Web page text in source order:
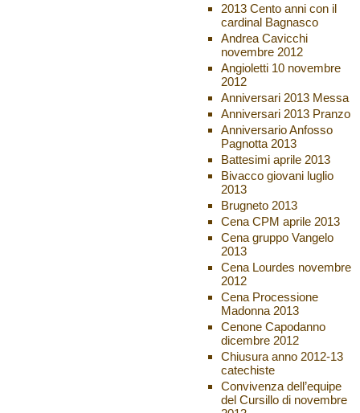
2013 Cento anni con il
cardinal Bagnasco
Andrea Cavicchi
novembre 2012
Angioletti 10 novembre
2012
Anniversari 2013 Messa
Anniversari 2013 Pranzo
Anniversario Anfosso
Pagnotta 2013
Battesimi aprile 2013
Bivacco giovani luglio
2013
Brugneto 2013
Cena CPM aprile 2013
Cena gruppo Vangelo
2013
Cena Lourdes novembre
2012
Cena Processione
Madonna 2013
Cenone Capodanno
dicembre 2012
Chiusura anno 2012-13
catechiste
Convivenza dell’equipe
del Cursillo di novembre